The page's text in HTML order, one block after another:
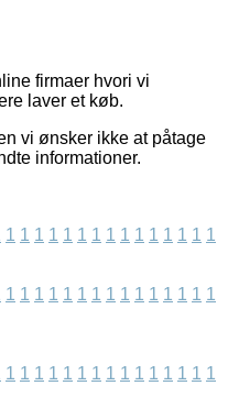
firmaer hvori vi
laver et køb.
vi ønsker ikke at påtage
informationer.
1 1 1 1 1 1 1 1 1 1 1 1 1 1 1
1 1 1 1 1 1 1 1 1 1 1 1 1 1 1
1 1 1 1 1 1 1 1 1 1 1 1 1 1 1